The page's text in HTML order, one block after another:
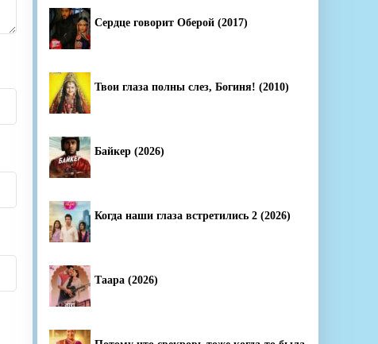
Сердце говорит Оберой (2017)
Твои глаза полны слез, Богиня! (2010)
Байкер (2026)
Когда наши глаза встретились 2 (2026)
Таара (2026)